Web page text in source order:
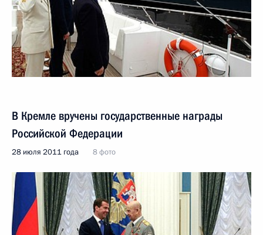
В Кремле вручены государственные награды
Российской Федерации
28 июля 2011 года 8 фото